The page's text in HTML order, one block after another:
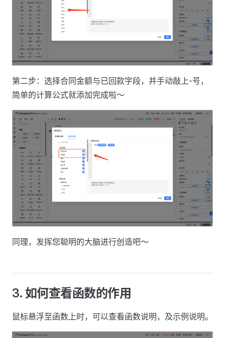
第二步：选择合同金额与已回款字段，并手动敲上-号，
简单的计算公式就添加完成啦～
同理，发挥您聪明的大脑进行创造吧～
3. 如何查看函数的作用
鼠标悬浮至函数上时，可以查看函数说明，及示例说明。